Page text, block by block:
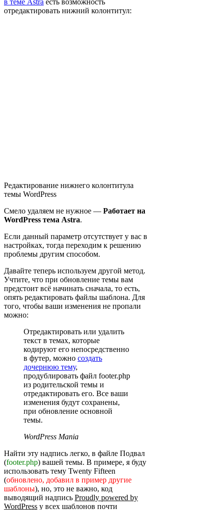
отредактировать нижний колонтитул:
Редактирование нижнего колонтитула
темы WordPress
Смело удаляем не нужное — Работает на
WordPress тема Astra.
Если данный параметр отсутствует у вас в
настройках, тогда переходим к решению
проблемы другим способом.
Давайте теперь используем другой метод.
Учтите, что при обновление темы вам
предстоит всё начинать сначала, то есть,
опять редактировать файлы шаблона. Для
того, чтобы ваши изменения не пропали
можно:
Отредактировать или удалить
текст в темах, которые
кодируют его непосредственно
в футер, можно создать
дочернюю тему,
продублировать файл footer.php
из родительской темы и
отредактировать его. Все ваши
изменения будут сохранены,
при обновление основной
темы.
WordPress Mania
Найти эту надпись легко, в файле Подвал
(footer.php) вашей темы. В примере, я буду
использовать тему Twenty Fifteen
(обновлено, добавил в пример другие
шаблоны), но, это не важно, код
выводящий надпись Proudly powered by
WordPress у всех шаблонов почти